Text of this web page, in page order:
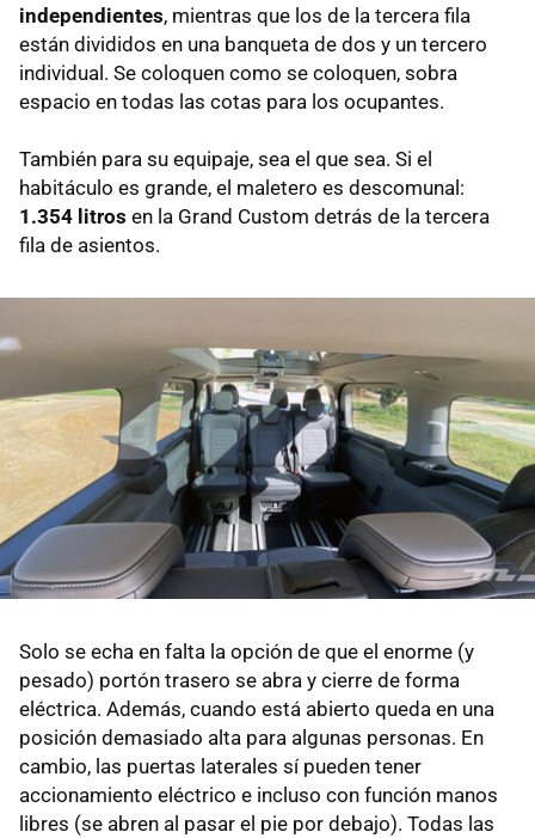
independientes, mientras que los de la tercera fila
están divididos en una banqueta de dos y un tercero
individual. Se coloquen como se coloquen, sobra
espacio en todas las cotas para los ocupantes.
También para su equipaje, sea el que sea. Si el
habitáculo es grande, el maletero es descomunal:
1.354 litros en la Grand Custom detrás de la tercera
fila de asientos.
Solo se echa en falta la opción de que el enorme (y
pesado) portón trasero se abra y cierre de forma
eléctrica. Además, cuando está abierto queda en una
posición demasiado alta para algunas personas. En
cambio, las puertas laterales sí pueden tener
accionamiento eléctrico e incluso con función manos
libres (se abren al pasar el pie por debajo). Todas las